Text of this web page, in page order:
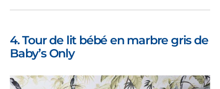
4. Tour de lit bébé en marbre gris de
Baby’s Only